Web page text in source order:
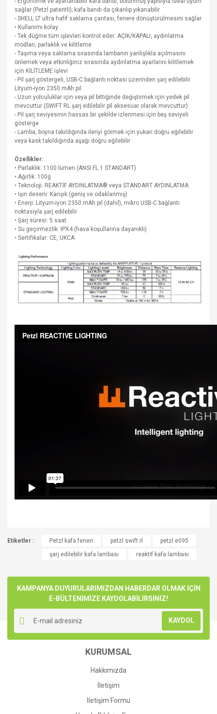
sağlar (Petzl patentli); kafa bandı da çıkarılıp yıkanabilir
- SHELL LT ultra hafif saklama çantası, fenere dönüştürülmesini sağlar
• Kullanımı kolay:
- Tek düğme tüm işlevleri kontrol eder: AÇIK/KAPALI, aydınlatma
modları, parlaklık ve kilitleme
- Taşıma veya saklama sırasında lambanın yanlışlıkla açılmasını
önlemek veya etkinliğiniz sırasında aydınlatma ayarlarını kilitlemek
için KİLİTLEME işlevi
- Pil şarj göstergeli, USB-C bağlantı noktası üzerinden şarj edilebilir
Lityum-iyon 2350 mAh pil
- Uzun yolculuklar için veya pil bittiğinde değiştirmek için yedek pil
mevcuttur (SWIFT RL şarj edilebilir pil aksesuar olarak mevcuttur)
- Pil şarj seviyesinin hassas bir şekilde izlenmesi için beş seviyeli
gösterge
- Lamba, boyna takıldığında ileriyi görmek için yukarı doğru eğilebilir
veya kask takıldığında aşağı doğru eğilebilir
Özellikler:
• Parlaklık: 1100 lümen (ANSI FL 1 STANDART)
• Ağırlık: 100g
• Teknoloji: REAKTİF AYDINLATMA® veya STANDART AYDINLATMA
• Işın deseni: Karışık (geniş ve odaklanmış)
• Enerji: Lityum-iyon 2350 mAh pil (dahil), mikro USB-C bağlantı
noktasıyla şarj edilebilir
• Şarj süresi: 5 saat
• Su geçirmezlik: IPX4 (hava koşullarına dayanıklı)
• Sertifikalar: CE, UKCA
Bu ürüne ilk yorumu siz yapın!
Yorum Yaz
konularda yetersiz gördüğünüz noktaları öneri formunu
kullanarak tarafımıza iletebilirsiniz.
Görüş ve önerileriniz için teşekkür ederiz.
Ürün resmi kalitesiz, bozuk veya görüntülenemiyor.
Ürün açıklamasında eksik bilgiler bulunuyor.
Ürün bilgilerinde hatalar bulunuyor.
Ürün fiyatı diğer sitelerden daha pahalı.
Bu ürüne benzer farklı alternatifler olmalı.
Gönder
Etiketler : Petzl kafa feneri petzl swift rl
petzl e095
şarj edilebilir kafa lambası
reaktif kafa lambası
KAMPANYA DUYURULARIMIZDAN HABERDAR OLMAK İÇİN
E-BÜLTENİMİZE KAYDOLABİLİRSİNİZ!
KAYDOL
KURUMSAL
Hakkımızda
İletişim
İletişim Formu